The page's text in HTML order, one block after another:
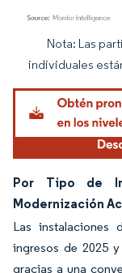
Imagen © Mordor
Nota: Las
individuales
Por Tipo de
Modernización
Las instalaciones
ingresos de 2025
gracias a una